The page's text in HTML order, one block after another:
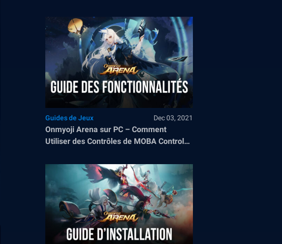
Guides de Jeux Dec 03, 2021
Onmyoji Arena sur PC – Comment
Utiliser des Contrôles de MOBA Controls
Performance avec BlueStacks